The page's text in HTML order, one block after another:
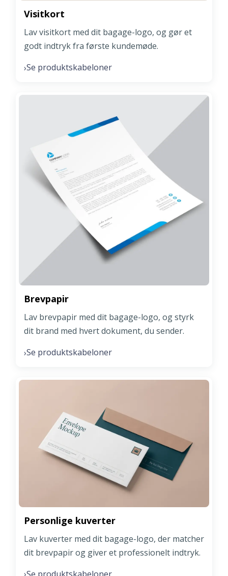
Visitkort
Lav visitkort med dit bagage-logo, og gør et
godt indtryk fra første kundemøde.
›Se produktskabeloner
Brevpapir
Lav brevpapir med dit bagage-logo, og styrk
dit brand med hvert dokument, du sender.
›Se produktskabeloner
Personlige kuverter
Lav kuverter med dit bagage-logo, der matcher
dit brevpapir og giver et professionelt indtryk.
Se produktskabeloner